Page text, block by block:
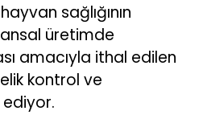
sağlığının
üretimde
amacıyla ithal edilen
kontrol ve